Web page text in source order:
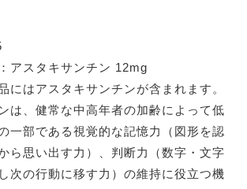
アスタキサンチン 12mg
にはアスタキサンチンが含まれます。
は、健常な中高年者の加齢によって低
一部である視覚的な記憶力（図形を認
ら思い出す力）、判断力（数字・文字
次の行動に移す力）の維持に役立つ機